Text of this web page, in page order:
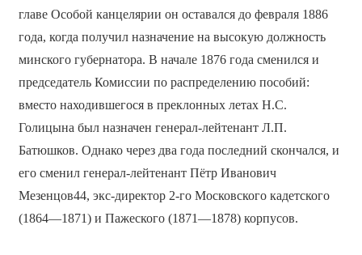
главе Особой канцелярии он оставался до февраля 1886
года, когда получил назначение на высокую должность
минского губернатора. В начале 1876 года сменился и
председатель Комиссии по распределению пособий:
вместо находившегося в преклонных летах Н.С.
Голицына был назначен генерал-лейтенант Л.П.
Батюшков. Однако через два года последний скончался, и
его сменил генерал-лейтенант Пётр Иванович
Мезенцов44, экс-директор 2-го Московского кадетского
(1864—1871) и Пажеского (1871—1878) корпусов.